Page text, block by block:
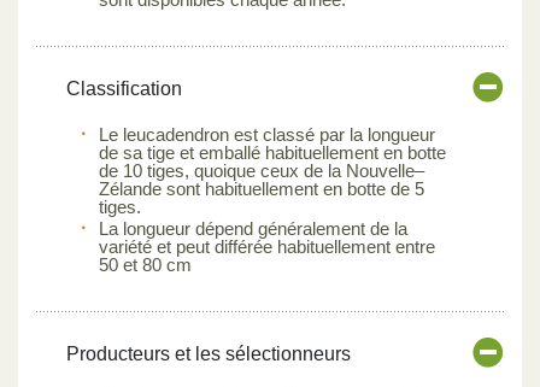
Classification
Le leucadendron est classé par la longueur
de sa tige et emballé habituellement en botte
de 10 tiges, quoique ceux de la Nouvelle–
Zélande sont habituellement en botte de 5
tiges.
La longueur dépend généralement de la
variété et peut différée habituellement entre
50 et 80 cm
Producteurs et les sélectionneurs